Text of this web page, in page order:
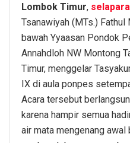
Lombok Timur,
Tsanawiyah (MTs.) Fathul
bawah Yyaasan Pondok
Annahdloh NW Montong
Timur, menggelar
IX di aula ponpes
Acara tersebut
karena hampir semua
air mata mengenang